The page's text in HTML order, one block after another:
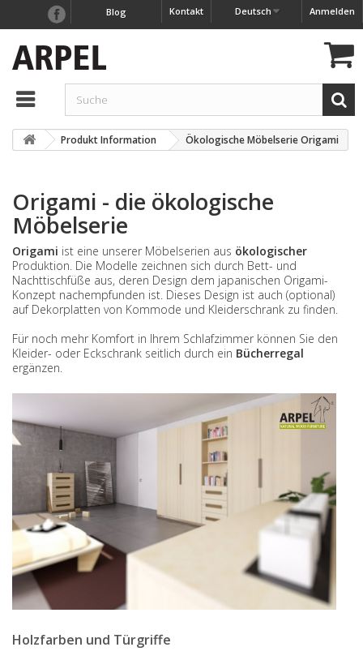
Anmelden
Deutsch
Kontakt
Blog
Produkt Information Ökologische Möbelserie Origami
Origami - die ökologische
Möbelserie
Origami ist eine unserer Möbelserien aus ökologischer
Produktion. Die Modelle zeichnen sich durch Bett- und
Nachttischfüße aus, deren Design dem japanischen Origami-
Konzept nachempfunden ist. Dieses Design ist auch (optional)
auf Dekorplatten von Kommode und Kleiderschrank zu finden.
Für noch mehr Komfort in Ihrem Schlafzimmer können Sie den
Kleider- oder Eckschrank seitlich durch ein Bücherregal
ergänzen.
Holzfarben und Türgriffe